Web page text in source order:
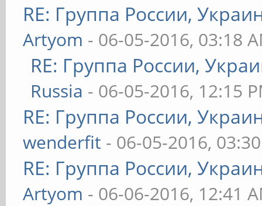
RE: Группа России,
Artyom - 06-05-2016, 03:18
RE: Группа России,
Russia - 06-05-2016, 12:15
RE: Группа России,
wenderfit - 06-05-2016,
RE: Группа России,
Artyom - 06-06-2016, 12:41